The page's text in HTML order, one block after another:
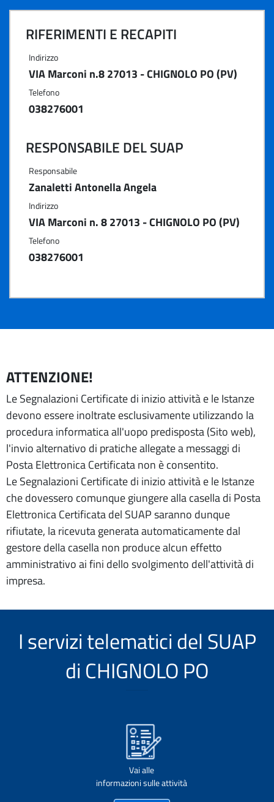
RIFERIMENTI E RECAPITI
Indirizzo
VIA Marconi n.8 27013 - CHIGNOLO PO (PV)
Telefono
038276001
RESPONSABILE DEL SUAP
Responsabile
Zanaletti Antonella Angela
Indirizzo
VIA Marconi n. 8 27013 - CHIGNOLO PO (PV)
Telefono
038276001
ATTENZIONE!
Le Segnalazioni Certificate di inizio attività e le Istanze
devono essere inoltrate esclusivamente utilizzando la
procedura informatica all'uopo predisposta (Sito web),
l'invio alternativo di pratiche allegate a messaggi di
Posta Elettronica Certificata non è consentito.
Le Segnalazioni Certificate di inizio attività e le Istanze
che dovessero comunque giungere alla casella di Posta
Elettronica Certificata del SUAP saranno dunque
rifiutate, la ricevuta generata automaticamente dal
gestore della casella non produce alcun effetto
amministrativo ai fini dello svolgimento dell'attività di
impresa.
I servizi telematici del SUAP
di CHIGNOLO PO
Vai alle
informazioni sulle attività